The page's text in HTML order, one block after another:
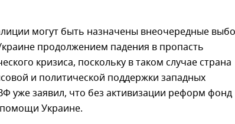
могут быть назначены внеочередные
продолжением падения в пропасть
кризиса, поскольку в таком случае страна
и политической поддержки западных
уже заявил, что без активизации реформ фонд
Украине.